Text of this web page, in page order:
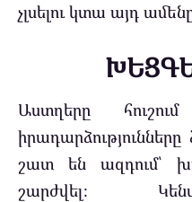
չլսելու կտա այդ
Աստղերը
շատ են ազդում՝
շարժվել։